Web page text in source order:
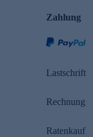
Zahlung
Lastschrift
Rechnung
Ratenkauf